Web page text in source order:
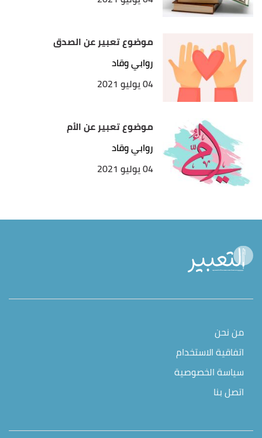
موضوع تعبير عن الصدق
روابي وقاد
04 يوليو 2021
موضوع تعبير عن الأم
روابي وقاد
04 يوليو 2021
من نحن
اتفاقية الاستخدام
سياسة الخصوصية
اتصل بنا